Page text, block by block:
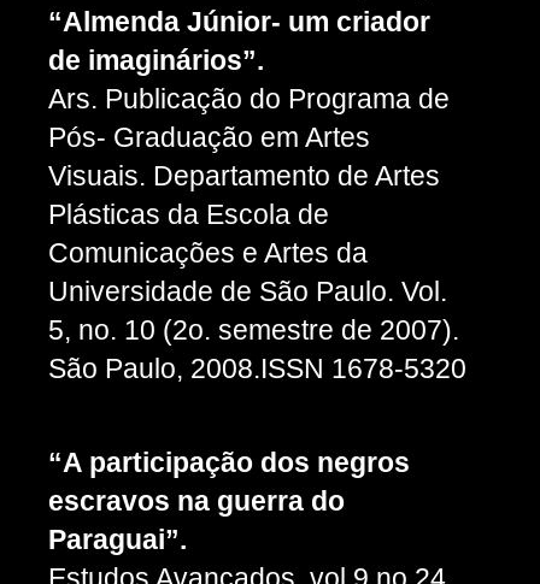
“Almenda Júnior- um criador
de imaginários”.
Ars. Publicação do Programa de
Pós- Graduação em Artes
Visuais. Departamento de Artes
Plásticas da Escola de
Comunicações e Artes da
Universidade de São Paulo. Vol.
5, no. 10 (2o. semestre de 2007).
São Paulo, 2008.ISSN 1678-5320
“A participação dos negros
escravos na guerra do
Paraguai”.
Estudos Avançados. vol.9 no.24